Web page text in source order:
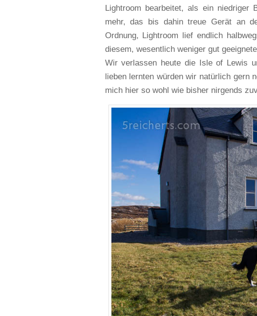
Lightroom bearbeitet, als ein
mehr, das bis dahin treue Gerät an
Ordnung, Lightroom lief endlich
diesem, wesentlich weniger gut
Wir verlassen heute die Isle of Lewis
lieben lernten würden wir natürlich gern
mich hier so wohl wie bisher nirgends